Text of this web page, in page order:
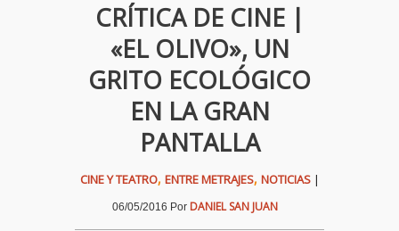
CRÍTICA DE CINE |
«EL OLIVO», UN
GRITO ECOLÓGICO
EN LA GRAN
PANTALLA
CINE Y TEATRO, ENTRE METRAJES, NOTICIAS|
06/05/2016 Por DANIEL SAN JUAN